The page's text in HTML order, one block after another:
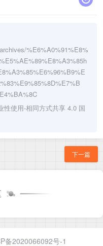
%E6%A0%91%E8%
性使用-相同方式共享 4.0 国
下一篇
备2020066092号-1